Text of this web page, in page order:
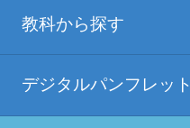
教科から探す
デジタルパンフレット